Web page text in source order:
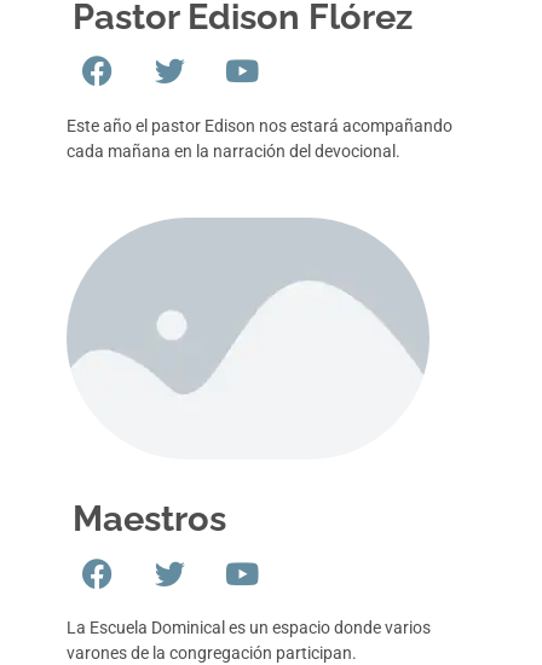
Pastor Edison Flórez
Este año el pastor Edison nos estará acompañando
cada mañana en la narración del devocional.
Maestros
La Escuela Dominical es un espacio donde varios
varones de la congregación participan.